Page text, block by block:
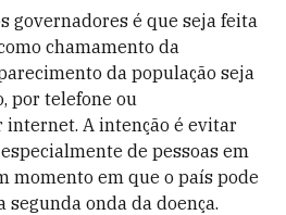
governadores é que seja feita
chamamento da
da população seja
por telefone ou
A intenção é evitar
de pessoas em
momento em que o país pode
onda da doença.